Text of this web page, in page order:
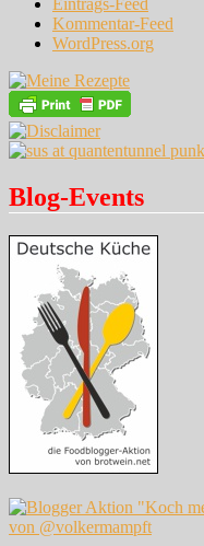
Kommentar-Feed
WordPress.org
Blog-Events